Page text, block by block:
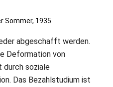
Sommer, 1935.
abgeschafft werden.
Deformation von
durch soziale
Das Bezahlstudium ist